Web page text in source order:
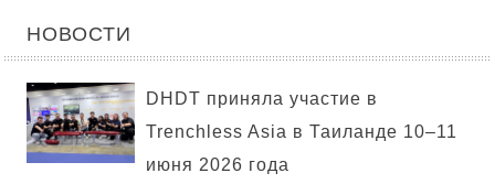
НОВОСТИ
DHDT приняла участие в
Trenchless Asia в Таиланде 10–11
июня 2026 года